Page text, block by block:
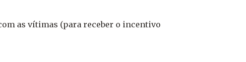
as vítimas (para receber o incentivo